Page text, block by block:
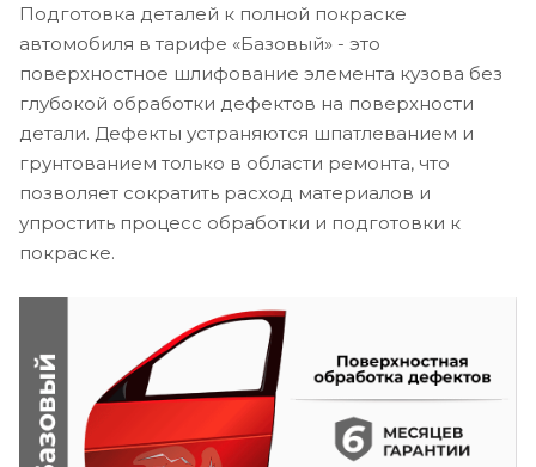
Подготовка деталей к полной покраске
автомобиля в тарифе «Базовый» - это
поверхностное шлифование элемента кузова без
глубокой обработки дефектов на поверхности
детали. Дефекты устраняются шпатлеванием и
грунтованием только в области ремонта, что
позволяет сократить расход материалов и
упростить процесс обработки и подготовки к
покраске.